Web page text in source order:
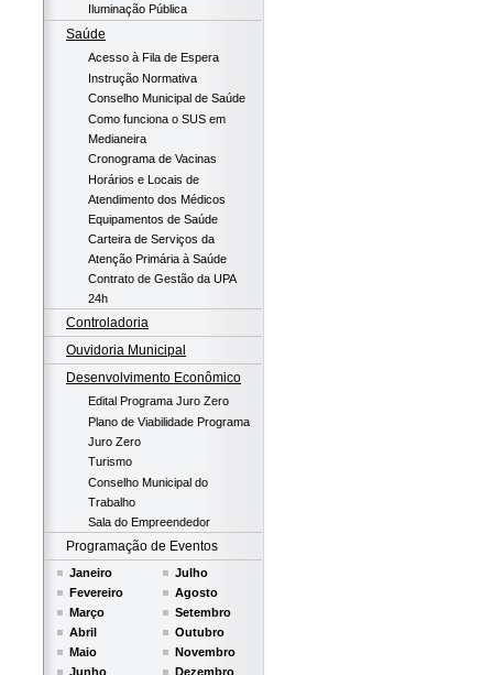
Iluminação Pública
Saúde
Acesso à Fila de Espera
Instrução Normativa
Conselho Municipal de Saúde
Como funciona o SUS em
Medianeira
Cronograma de Vacinas
Horários e Locais de
Atendimento dos Médicos
Equipamentos de Saúde
Carteira de Serviços da
Atenção Primária à Saúde
Contrato de Gestão da UPA
24h
Controladoria
Ouvidoria Municipal
Desenvolvimento Econômico
Edital Programa Juro Zero
Plano de Viabilidade Programa
Juro Zero
Turismo
Conselho Municipal do
Trabalho
Sala do Empreendedor
Programação de Eventos
Janeiro
Fevereiro
Março
Abril
Maio
Junho
Julho
Agosto
Setembro
Outubro
Novembro
Dezembro